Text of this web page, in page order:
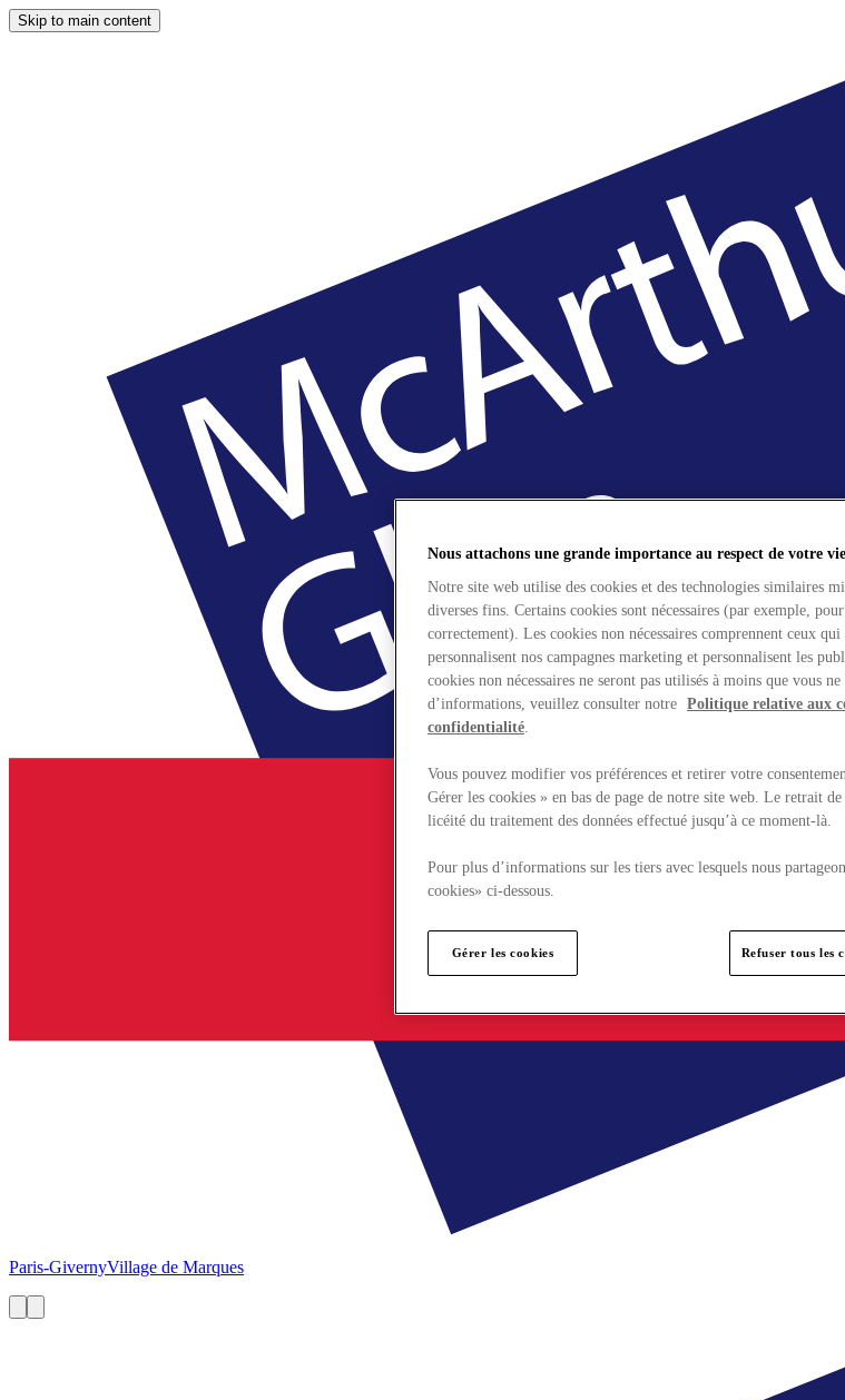
Skip to main content
Paris-GivernyVillage de Marques
Nous attachons une grande importance au respect de votre
Notre site web utilise des cookies et des technologies similaires
diverses fins. Certains cookies sont nécessaires (par exemple,
correctement). Les cookies non nécessaires comprennent ceux
personnalisent nos campagnes marketing et personnalisent les
cookies non nécessaires ne seront pas utilisés à moins que vous
d’informations, veuillez consulter notre Politique relative aux
confidentialité.
Vous pouvez modifier vos préférences et retirer votre
Gérer les cookies » en bas de page de notre site web. Le retrait
licéité du traitement des données effectué jusqu’à ce moment-là.
Pour plus d’informations sur les tiers avec lesquels nous
cookies» ci-dessous.
Gérer les cookies Refuser tous les